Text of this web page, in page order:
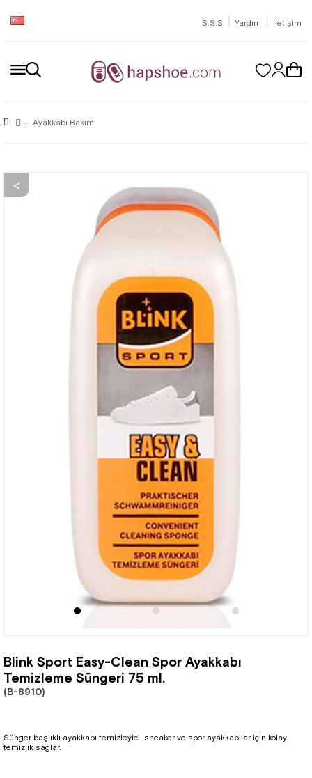
S.S.S | Yardım | İletişim
Ayakkabı Bakım
Blink Sport Easy-Clean Spor Ayakkabı
Temizleme Süngeri 75 ml.
(B-8910)
Sünger başlıklı ayakkabı temizleyici, sneaker ve spor ayakkabılar için kolay
temizlik sağlar.